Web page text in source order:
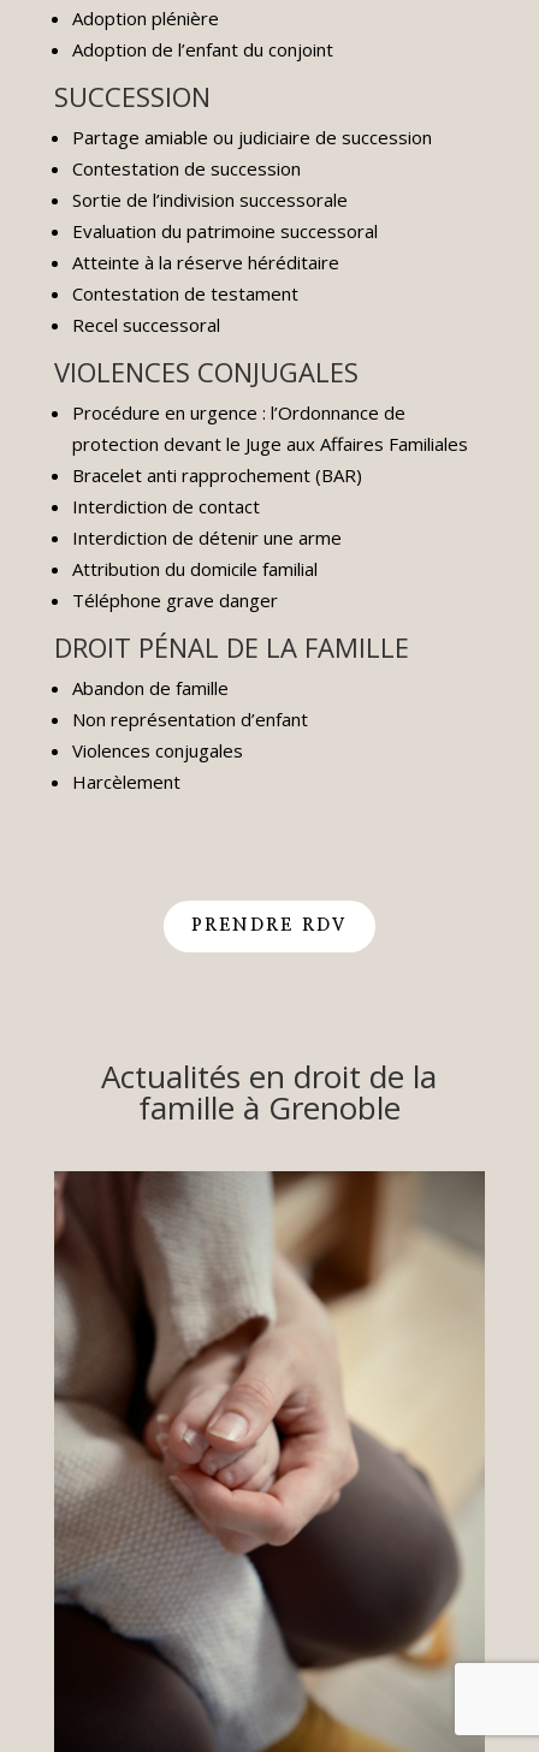
Adoption plénière
Adoption de l’enfant du conjoint
SUCCESSION
Partage amiable ou judiciaire de succession
Contestation de succession
Sortie de l’indivision successorale
Evaluation du patrimoine successoral
Atteinte à la réserve héréditaire
Contestation de testament
Recel successoral
VIOLENCES CONJUGALES
Procédure en urgence : l’Ordonnance de
protection devant le Juge aux Affaires Familiales
Bracelet anti rapprochement (BAR)
Interdiction de contact
Interdiction de détenir une arme
Attribution du domicile familial
Téléphone grave danger
DROIT PÉNAL DE LA FAMILLE
Abandon de famille
Non représentation d’enfant
Violences conjugales
Harcèlement
PRENDRE RDV
Actualités en droit de la
famille à Grenoble